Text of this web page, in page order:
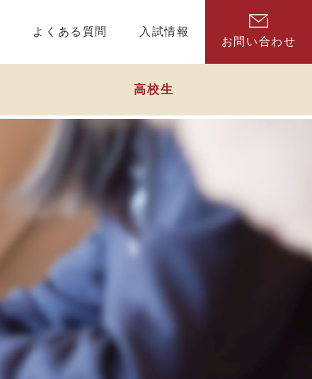
よくある質問
入試情報
お問い合わせ
高校生